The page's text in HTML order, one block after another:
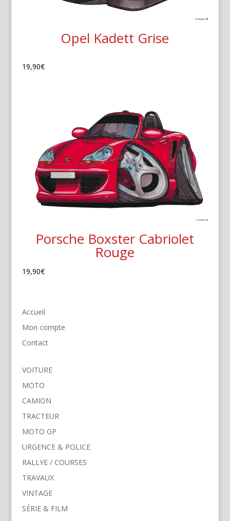
Opel Kadett Grise
19,90€
Porsche Boxster Cabriolet
Rouge
19,90€
Accueil
Mon compte
Contact
VOITURE
MOTO
CAMION
TRACTEUR
MOTO GP
URGENCE & POLICE
RALLYE / COURSES
TRAVAUX
VINTAGE
SÉRIE & FILM